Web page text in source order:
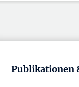
Publikationen